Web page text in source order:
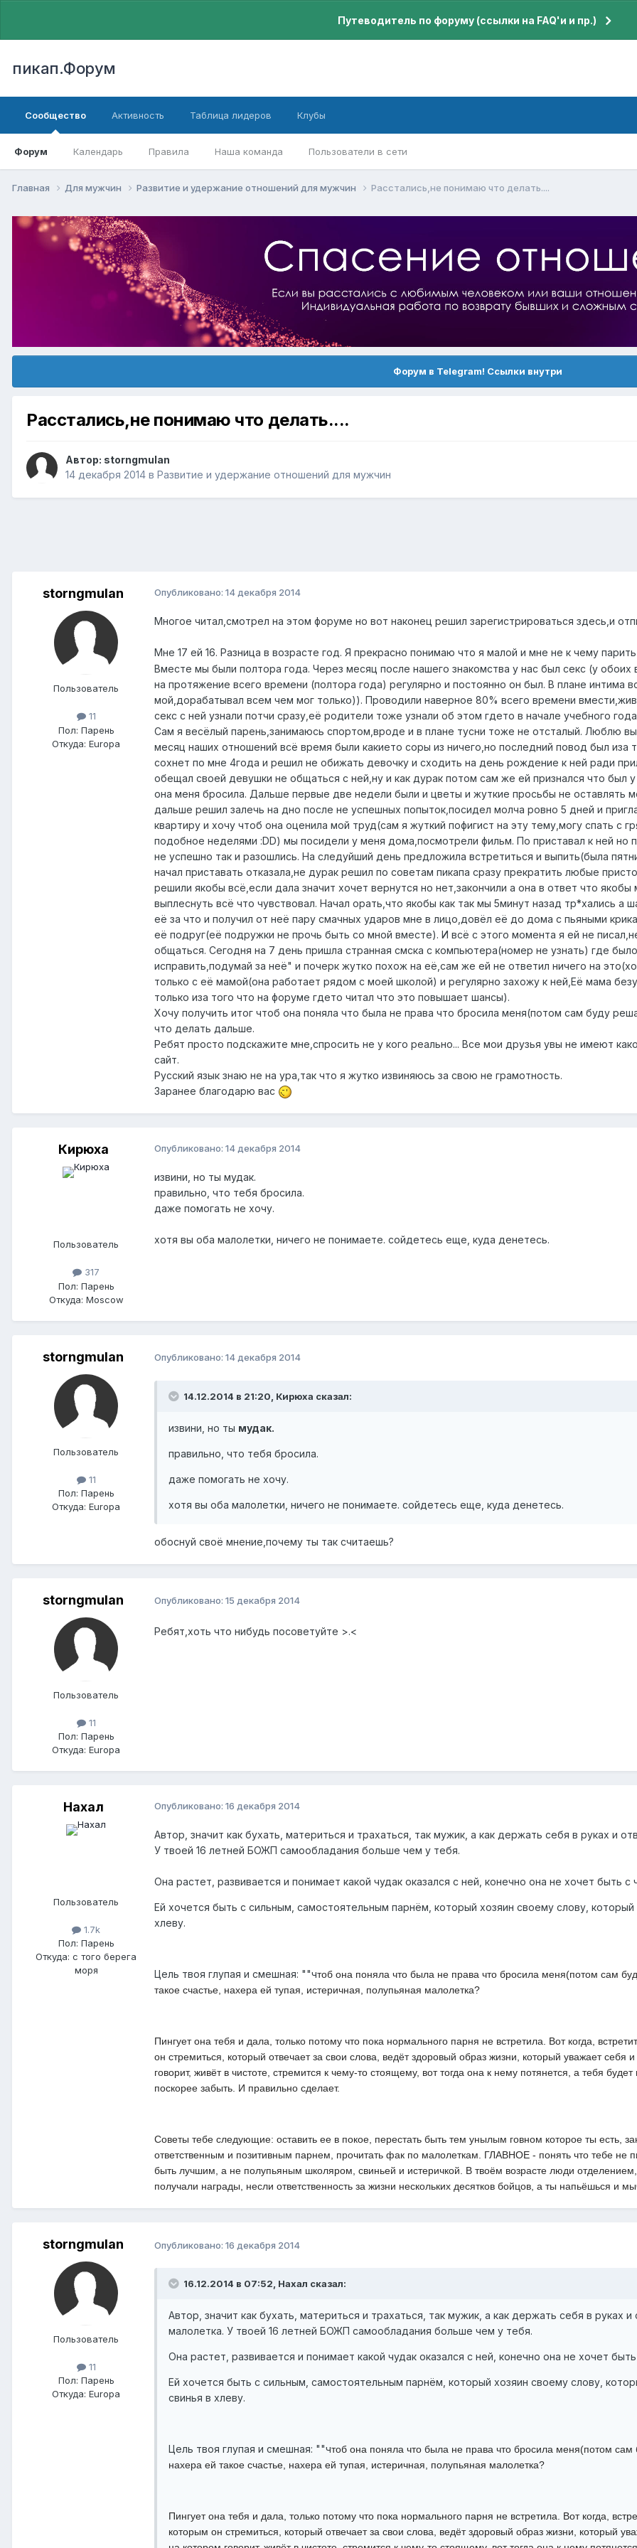
Путеводитель по форуму (ссылки на FAQ'и и пр.)
пикап.Форум
Сообщество
Форум Календарь Правила Наша команда Пользователи в сети
Активность Таблица лидеров Клубы
Главная Для мужчин Pазвитие и удержание отношений для мужчин Расстались,не понимаю что делать....
Форум в Telegram! Ссылки внутри
Расстались,не понимаю что делать....
Автор: storngmulan
14 декабря 2014 в Pазвитие и удержание отношений для мужчин
storngmulan
Пользователь
11
Пол: Парень
Откуда: Europa
Опубликовано: 14 декабря 2014
Многое читал,смотрел на этом форуме но вот наконец решил зарегистрироваться здесь,и
Мне 17 ей 16. Разница в возрасте год. Я прекрасно понимаю что я малой и мне не к чему
Вместе мы были полтора года. Через месяц после нашего знакомства у нас был секс (у
на протяжение всего времени (полтора года) регулярно и постоянно он был. В плане интима
мой,дорабатывал всем чем мог только)). Проводили наверное 80% всего времени
секс с ней узнали потчи сразу,её родители тоже узнали об этом гдето в начале учебного
Сам я весёлый парень,занимаюсь спортом,вроде и в плане тусни тоже не отсталый. Люблю
месяц наших отношений всё время были какието соры из ничего,но последний повод был иза
сохнет по мне 4года и решил не обижать девочку и сходить на день рождение к ней ради
обещал своей девушки не общаться с ней,ну и как дурак потом сам же ей признался что
она меня бросила. Дальше первые две недели были и цветы и жуткие просьбы не оставлять
дальше решил залечь на дно после не успешных попыток,посидел молча ровно 5 дней и
квартиру и хочу чтоб она оценила мой труд(сам я жуткий пофигист на эту тему,могу спать с
подобное неделями :DD) мы посидели у меня дома,посмотрели фильм. По приставал к ней но
не успешно так и разошлись. На следуйший день предложила встретиться и выпить(была
начал приставать отказала,не дурак решил по советам пикапа сразу прекратить любые
решили якобы всё,если дала значит хочет вернутся но нет,закончили а она в ответ что
выплеснуть всё что чувствовал. Начал орать,что якобы как так мы 5минут назад тр*хались
её за что и получил от неё пару смачных ударов мне в лицо,довёл её до дома с пьяными
её подруг(её подружки не прочь быть со мной вместе). И всё с этого момента я ей не
общаться. Сегодня на 7 день пришла странная смска с компьютера(номер не узнать) где
исправить,подумай за неё" и почерк жутко похож на её,сам же ей не ответил ничего на
только с её мамой(она работает рядом с моей школой) и регулярно захожу к ней,Её мама
только иза того что на форуме гдето читал что это повышает шансы).
Хочу получить итог чтоб она поняла что была не права что бросила меня(потом сам буду
что делать дальше.
Ребят просто подскажите мне,спросить не у кого реально... Все мои друзья увы не имеют
сайт.
Русский язык знаю не на ура,так что я жутко извиняюсь за свою не грамотность.
Заранее благодарю вас
Киpюха
Пользователь
317
Пол: Парень
Откуда: Moscow
Опубликовано: 14 декабря 2014
извини, но ты мудак.
правильно, что тебя бросила.
даже помогать не хочу.
хотя вы оба малолетки, ничего не понимаете. сойдетесь еще, куда денетесь.
storngmulan
Пользователь
11
Пол: Парень
Откуда: Europa
Опубликовано: 14 декабря 2014
14.12.2014 в 21:20, Киpюха сказал:
извини, но ты мудак.
правильно, что тебя бросила.
даже помогать не хочу.
хотя вы оба малолетки, ничего не понимаете. сойдетесь еще, куда денетесь.
обоснуй своё мнение,почему ты так считаешь?
storngmulan
Пользователь
11
Пол: Парень
Откуда: Europa
Опубликовано: 15 декабря 2014
Ребят,хоть что нибудь посоветуйте >.<
Нахал
Пользователь
1.7k
Пол: Парень
Откуда: с того берега
моря
Опубликовано: 16 декабря 2014
Автор, значит как бухать, материться и трахаться, так мужик, а как держать себя в руках и
У твоей 16 летней БОЖП самообладания больше чем у тебя.
Она растет, развивается и понимает какой чудак оказался с ней, конечно она не хочет быть
Ей хочется быть с сильным, самостоятельным парнём, который хозяин своему слову, который
хлеву.
Цель твоя глупая и смешная: ""чтоб она поняла что была не права что бросила меня(потом сам
такое счастье, нахера ей тупая, истеричная, полупьяная малолетка?
Пингует она тебя и дала, только потому что пока нормального парня не встретила. Вот когда,
он стремиться, который отвечает за свои слова, ведёт здоровый образ жизни, который уважает себя
говорит, живёт в чистоте, стремится к чему-то стоящему, вот тогда она к нему потянется, а тебя
поскорее забыть. И правильно сделает.
Советы тебе следующие: оставить ее в покое, перестать быть тем унылым говном которое ты есть,
ответственным и позитивным парнем, прочитать фак по малолеткам. ГЛАВНОЕ - понять что тебе не
быть лучшим, а не полупьяным школяром, свиньей и истеричкой. В твоём возрасте люди
получали награды, несли ответственность за жизни нескольких десятков бойцов, а ты напьёшься и
storngmulan
Пользователь
11
Пол: Парень
Откуда: Europa
Опубликовано: 16 декабря 2014
16.12.2014 в 07:52, Нахал сказал:
Автор, значит как бухать, материться и трахаться, так мужик, а как держать себя в руках и
малолетка. У твоей 16 летней БОЖП самообладания больше чем у тебя.
Она растет, развивается и понимает какой чудак оказался с ней, конечно она не хочет
Ей хочется быть с сильным, самостоятельным парнём, который хозяин своему слову,
свинья в хлеву.
Цель твоя глупая и смешная: ""чтоб она поняла что была не права что бросила меня(потом
нахера ей такое счастье, нахера ей тупая, истеричная, полупьяная малолетка?
Пингует она тебя и дала, только потому что пока нормального парня не встретила. Вот когда,
которым он стремиться, который отвечает за свои слова, ведёт здоровый образ жизни, который